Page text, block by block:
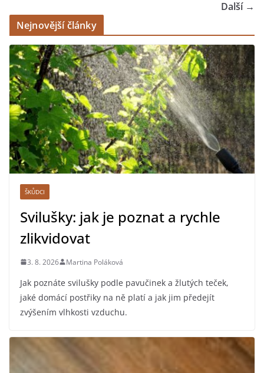
Další →
Nejnovější články
ŠKŮDCI
Svilušky: jak je poznat a rychle
zlikvidovat
3. 8. 2026 Martina Poláková
Jak poznáte svilušky podle pavučinek a žlutých teček,
jaké domácí postřiky na ně platí a jak jim předejít
zvýšením vlhkosti vzduchu.